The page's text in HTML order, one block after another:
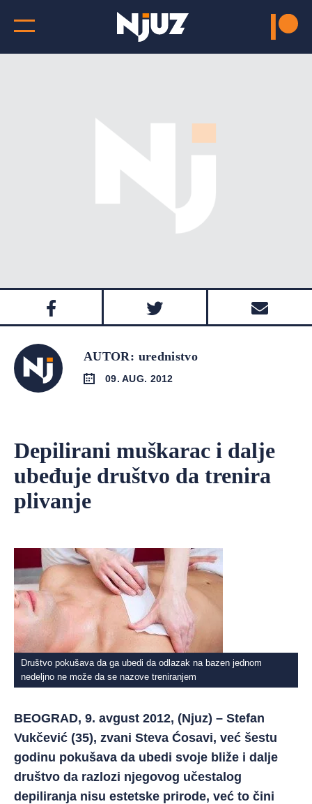
AUTOR: urednistvo
09. AUG. 2012
Depilirani muškarac i dalje
ubeđuje društvo da trenira
plivanje
Društvo pokušava da ga ubedi da odlazak na bazen jednom
nedeljno ne može da se nazove treniranjem
BEOGRAD, 9. avgust 2012, (Njuz) – Stefan
Vukčević (35), zvani Steva Ćosavi, već šestu
godinu pokušava da ubedi svoje bliže i dalje
društvo da razlozi njegovog učestalog
depiliranja nisu estetske prirode, već to čini